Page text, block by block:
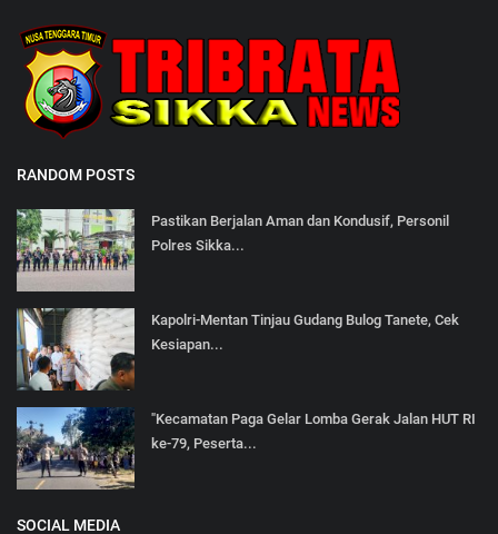
RANDOM POSTS
Pastikan Berjalan Aman dan Kondusif, Personil
Polres Sikka...
Kapolri-Mentan Tinjau Gudang Bulog Tanete, Cek
Kesiapan...
"Kecamatan Paga Gelar Lomba Gerak Jalan HUT RI
ke-79, Peserta...
SOCIAL MEDIA